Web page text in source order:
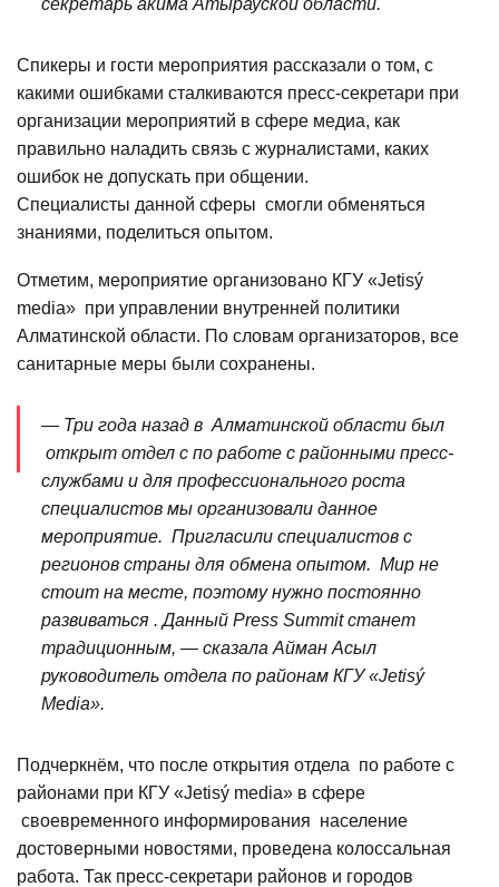
секретарь акима Атырауской области.
Спикеры и гости мероприятия рассказали о том, с
какими ошибками сталкиваются пресс-секретари при
организации мероприятий в сфере медиа, как
правильно наладить связь с журналистами, каких
ошибок не допускать при общении.
Специалисты данной сферы смогли обменяться
знаниями, поделиться опытом.
Отметим, мероприятие организовано КГУ «Jetisý
media» при управлении внутренней политики
Алматинской области. По словам организаторов, все
санитарные меры были сохранены.
— Три года назад в Алматинской области был
открыт отдел с по работе с районными пресс-
службами и для профессионального роста
специалистов мы организовали данное
мероприятие. Пригласили специалистов с
регионов страны для обмена опытом. Мир не
стоит на месте, поэтому нужно постоянно
развиваться . Данный Press Summit станет
традиционным, — сказала Айман Асыл
руководитель отдела по районам КГУ «Jetisý
Media».
Подчеркнём, что после открытия отдела по работе с
районами при КГУ «Jetisý media» в сфере
своевременного информирования население
достоверными новостями, проведена колоссальная
работа. Так пресс-секретари районов и городов